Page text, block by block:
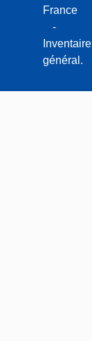
France
-
Inventaire
général.